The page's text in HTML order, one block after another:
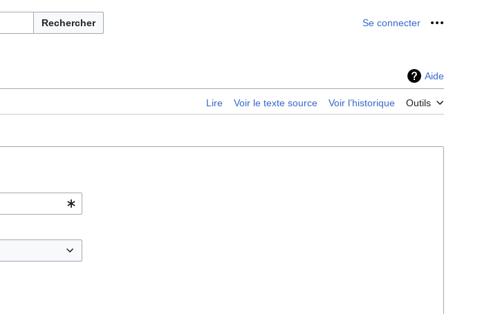
Rechercher Se connecter Outils
Aide
Lire Voir le texte source Voir l’historique Outils